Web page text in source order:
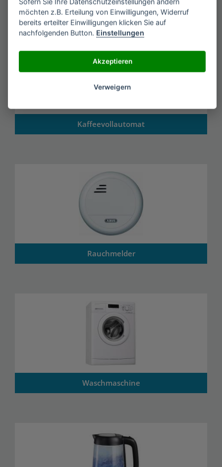
Kaffeevollautomat
Rauchmelder
Waschmaschine
möchten z.B. Erteilung von Einwilligungen, Widerruf
bereits erteilter Einwilligungen klicken Sie auf
nachfolgenden Button. Einstellungen
Akzeptieren
Verweigern